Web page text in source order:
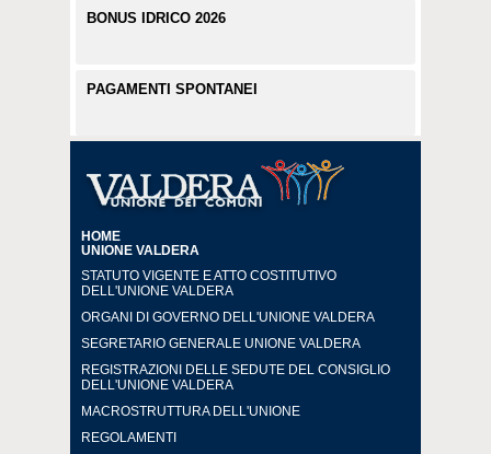
BONUS IDRICO 2026
PAGAMENTI SPONTANEI
HOME
UNIONE VALDERA
STATUTO VIGENTE E ATTO COSTITUTIVO
DELL'UNIONE VALDERA
ORGANI DI GOVERNO DELL'UNIONE VALDERA
SEGRETARIO GENERALE UNIONE VALDERA
REGISTRAZIONI DELLE SEDUTE DEL CONSIGLIO
DELL'UNIONE VALDERA
MACROSTRUTTURA DELL'UNIONE
REGOLAMENTI